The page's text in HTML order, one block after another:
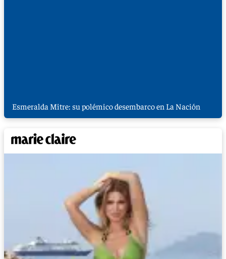
Esmeralda Mitre: su polémico desembarco en La Nación